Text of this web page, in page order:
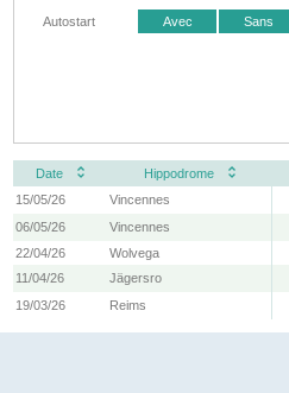
Autostart Avec Sans
Date Hippodrome
15/05/26
Vincennes
06/05/26
Vincennes
22/04/26
Wolvega
11/04/26
Jägersro
19/03/26
Reims